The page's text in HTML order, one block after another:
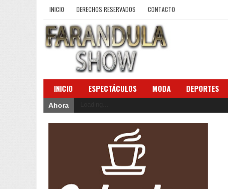
INICIO DERECHOS RESERVADOS CONTACTO
INICIO ESPECTÁCULOS MODA DEPORTES
Ahora